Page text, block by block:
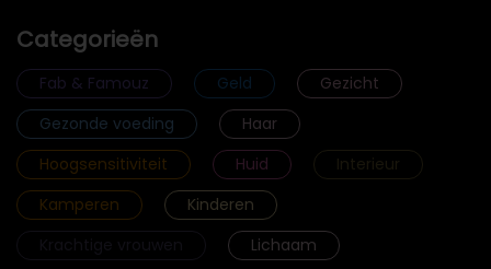
Categorieën
Fab & Famouz Geld
Gezicht
Gezonde voeding
Haar
Hoogsensitiviteit
Huid
Interieur
Kamperen
Kinderen
Lichaam